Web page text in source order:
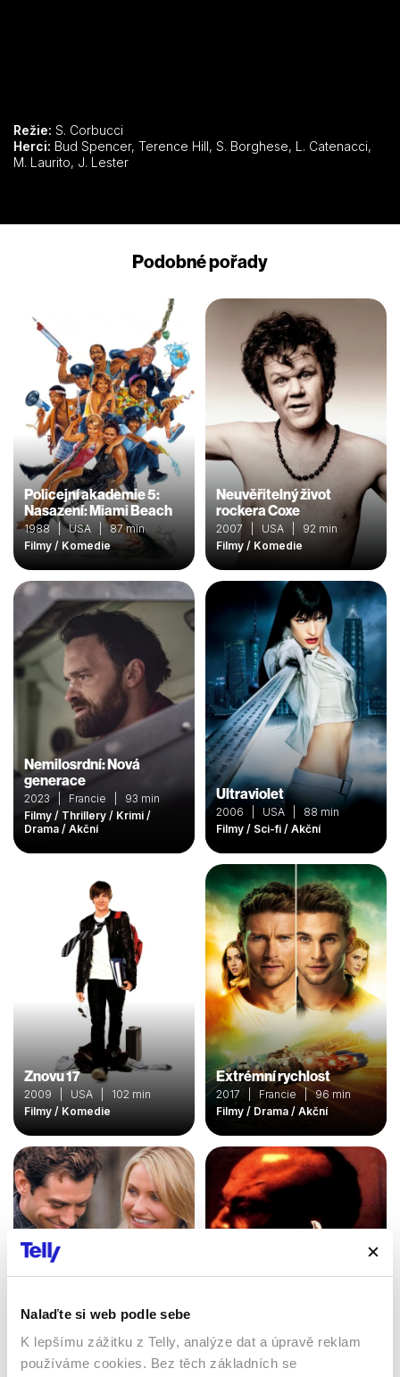
Nalaďte si web podle sebe
K lepšímu zážitku z Telly, analýze dat a úpravě reklam
používáme cookies. Bez těch základních se
Režie: S. Corbucci
Herci:
M. Laurito, J. Lester
Podobné pořady
Policejní akademie 5:
Nasazení: Miami Beach
1988 | USA | 87 min
Filmy / Komedie
Neuvěřitelný život
rockera Coxe
2007 | USA | 92 min
Filmy / Komedie
Nemilosrdní: Nová
generace
2023 | Francie | 93 min
Filmy / Thrillery / Krimi /
Drama / Akční
Ultraviolet
2006 | USA | 88 min
Filmy / Sci-fi / Akční
Znovu 17
2009 | USA | 102 min
Filmy / Komedie
Extrémní rychlost
2017 | Francie | 96 min
Filmy / Drama / Akční
Prázdniny
Kickboxer 4: Agresor
1994 | USA | 90 min